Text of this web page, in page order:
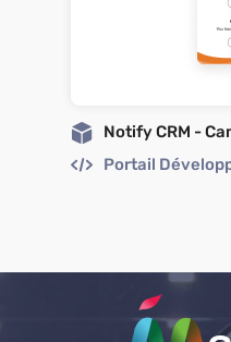
Notify CRM -
Portail